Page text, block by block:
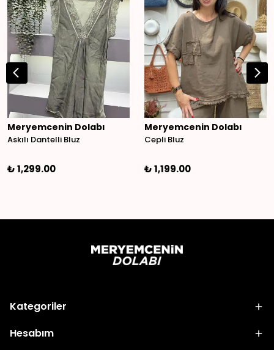
Meryemcenin Dolabı
Askılı Dantelli Bluz
₺ 1,299.00
Meryemcenin Dolabı
Cepli Bluz
₺ 1,199.00
Kategoriler
Hesabım